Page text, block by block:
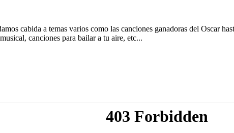
cabida a temas varios como las canciones ganadoras del Oscar
canciones para bailar a tu aire, etc...